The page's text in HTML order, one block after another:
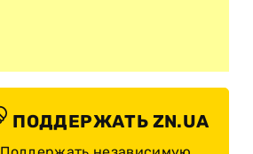
ПОДДЕРЖАТЬ ZN.UA